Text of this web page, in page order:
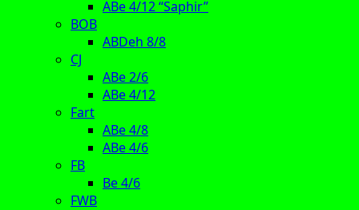
ABe 4/12 “Saphir”
BOB
ABDeh 8/8
CJ
ABe 2/6
ABe 4/12
Fart
ABe 4/8
ABe 4/6
FB
Be 4/6
FWB